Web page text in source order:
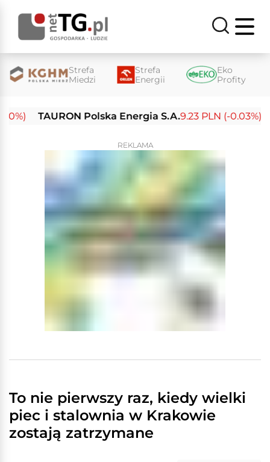
Strefa
Miedzi
Strefa
Energii
Eko
Profity
TAURON Polska Energia S.A. 9.23 PLN (-0.03%)
REKLAMA
To nie pierwszy raz, kiedy wielki
piec i stalownia w Krakowie
zostają zatrzymane